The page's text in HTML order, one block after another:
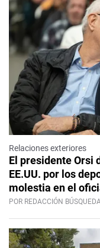
Relaciones exteriores
El presidente Orsi
EE.UU. por los
molestia en el
POR REDACCIÓN